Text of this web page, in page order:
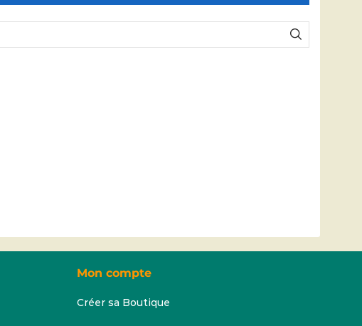
Mon compte
Créer sa Boutique